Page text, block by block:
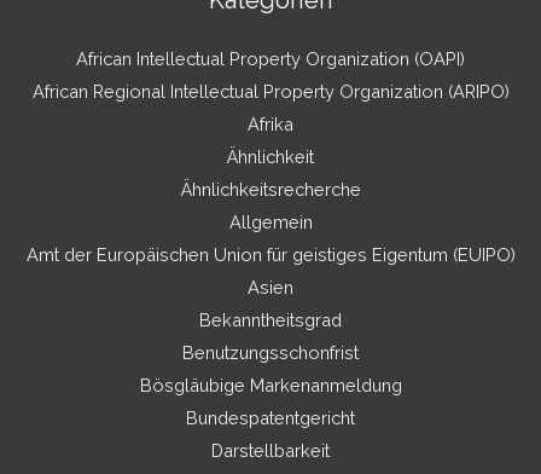
African Intellectual Property Organization (OAPI)
African Regional Intellectual Property Organization (ARIPO)
Afrika
Ähnlichkeit
Ähnlichkeitsrecherche
Allgemein
Amt der Europäischen Union für geistiges Eigentum (EUIPO)
Asien
Bekanntheitsgrad
Benutzungsschonfrist
Bösgläubige Markenanmeldung
Bundespatentgericht
Darstellbarkeit